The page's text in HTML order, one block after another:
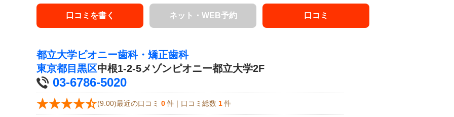
口コミを書く ネット・WEB予約 口コミ
都立大学ピオニー歯科・矯正歯科
東京都目黒区中根1-2-5メゾンピオニー都立大学2F
03-6786-5020
(9.00)最近の口コミ 0 件｜口コミ総数 1 件